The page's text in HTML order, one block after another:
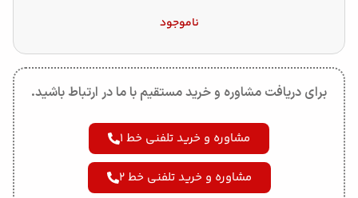
ناموجود
برای دریافت مشاوره و خرید مستقیم با ما در ارتباط باشید.
مشاوره و خرید تلفنی خط 1
مشاوره و خرید تلفنی خط 2